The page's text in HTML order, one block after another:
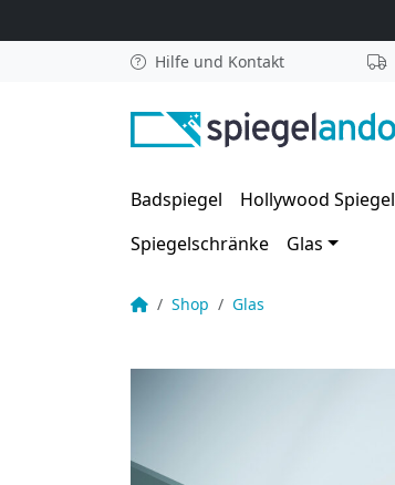
Hilfe und Kontakt
Badspiegel Hollywood Spiegel
Spiegelschränke
Glas
Startseite
Shop Glas
VSG TVG Glas matt 20mm